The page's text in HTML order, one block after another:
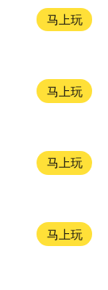
马上玩
马上玩
马上玩
马上玩